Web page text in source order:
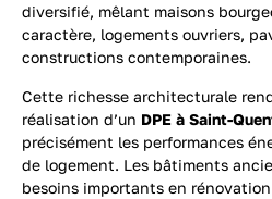
diversifié, mêlant maisons
caractère, logements ouvriers,
constructions contemporaines.
Cette richesse architecturale
réalisation d’un DPE à Saint-
précisément les performances
de logement. Les bâtiments
besoins importants en